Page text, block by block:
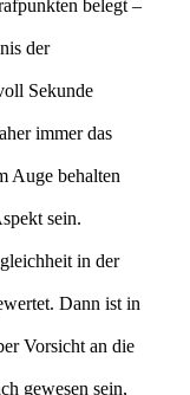
belegt –
der
Sekunde
immer das
Auge behalten
sein.
in der
Dann ist in
Vorsicht an die
gewesen sein,